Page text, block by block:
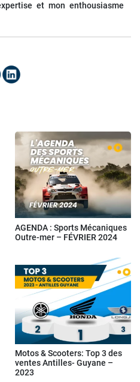
et mon enthousiasme
AGENDA : Sports Mécaniques
Outre-mer – FÉVRIER 2024
Motos & Scooters: Top 3 des
ventes Antilles- Guyane –
2023